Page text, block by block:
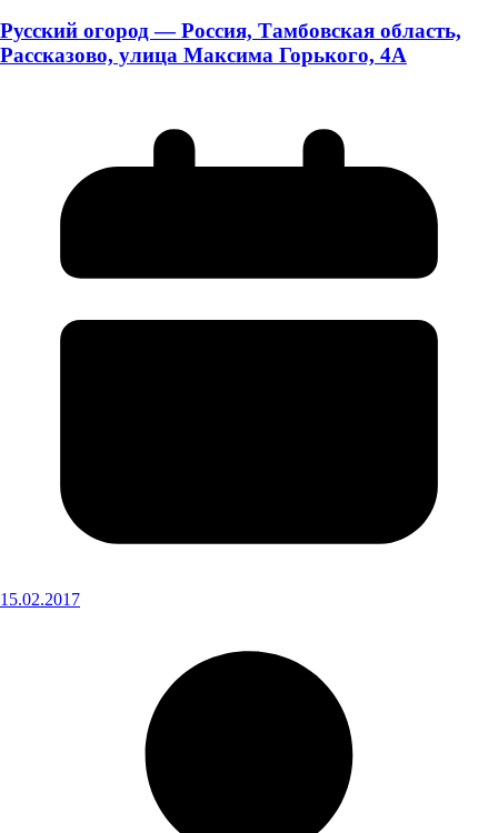
Русский огород — Россия, Тамбовская область,
Рассказово, улица Максима Горького, 4А
15.02.2017